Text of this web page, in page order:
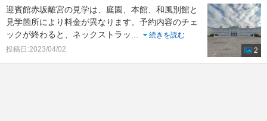
迎賓館赤坂離宮の見学は、庭園、本館、和風別館と
見学箇所により料金が異なります。予約内容のチェ
ックが終わると、ネックストラッ
続きを読む
投稿日:2023/04/02
2